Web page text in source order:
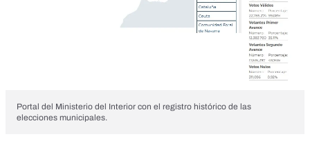
Portal del Ministerio del Interior con el registro histórico de las
elecciones municipales.